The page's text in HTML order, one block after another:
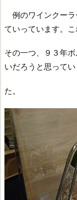
例のワインクーラ
ていっています。こ
その一つ、９３年
いだろうと思ってい
た。